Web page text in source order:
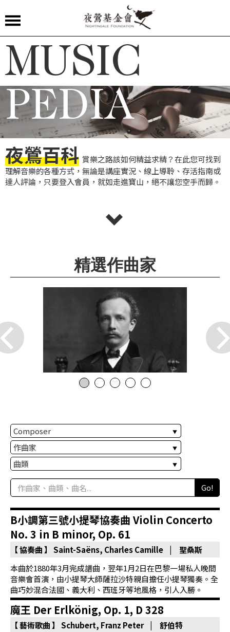
鶯
嚴
選
夜
鶯
導
聆
夜
鶯
圖
講
師
夜
鶯
百
科
夜
鶯
出
版
品
最
新
消
息
MUSIC
PEDIA
夜鶯百科 賞樂之路該如何精益求精？在此您可找到
理解音樂的各種方式，無論是講座實況、線上導聆、存活指南或
達人評論，只要登入會員，就如走進寶山，絕不讓您空手而歸。
精選作曲家
Go!
B小調第三號小提琴協奏曲 Violin Concerto
No. 3 in B minor, Op. 61
【 協奏曲 】
Saint-Saëns, Charles Camille | 聖桑斯
本曲於1880年3月完成譜曲，翌年1月2日在巴黎一場私人晚間
音樂會首演，由小提琴大師薩拉沙特親自擔任小提琴獨奏。全
曲巧妙混合法國、義大利、西班牙等地風格，引人入勝。
魔王 Der Erlkönig, Op. 1, D 328
【 藝術歌曲 】
Schubert, Franz Peter | 舒伯特